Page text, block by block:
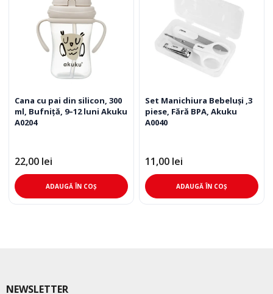
Cana cu pai din silicon, 300
ml, Bufniță, 9–12 luni Akuku
A0204
22,00 lei
ADAUGĂ ÎN COȘ
Set Manichiura Bebeluși ,3
piese, Fără BPA, Akuku
A0040
11,00 lei
ADAUGĂ ÎN COȘ
NEWSLETTER